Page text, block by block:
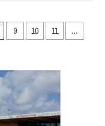
9 10 11 …